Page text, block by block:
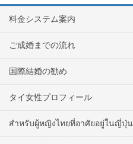
料金システム案内
ご成婚までの流れ
国際結婚の勧め
タイ女性プロフィール
สำหรับผู้หญิงไทยที่อาศัยอยู่ในญี่ปุ่น